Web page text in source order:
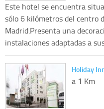
Este hotel se encuentra
sólo 6 kilómetros del centro
Madrid.Presenta una
instalaciones adaptadas a
Holiday
a 1 Km